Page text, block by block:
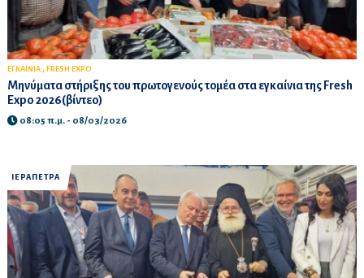
ΕΓΚΑΙΝΙΑ , FRESH EXPO
Μηνύματα στήριξης του πρωτογενούς τομέα στα εγκαίνια της Fresh
Expo 2026(βίντεο)
08:05 π.μ. - 08/03/2026
ΙΕΡΑΠΕΤΡΑ